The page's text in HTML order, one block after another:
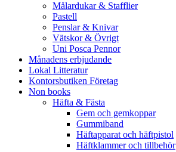
Målardukar & Stafflier
Pastell
Penslar & Knivar
Vätskor & Övrigt
Uni Posca Pennor
Månadens erbjudande
Lokal Litteratur
Kontorsbutiken Företag
Non books
Häfta & Fästa
Gem och gemkoppar
Gummiband
Häftapparat och häftpistol
Häftklammer och tillbehör